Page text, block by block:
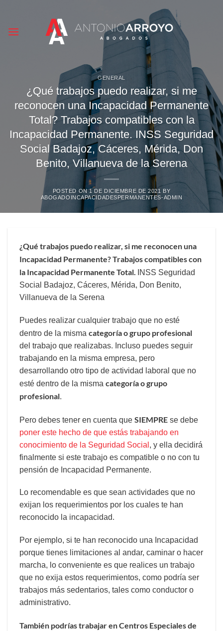
contenido
GENERAL
¿Qué trabajos puedo realizar, si me
reconocen una Incapacidad Permanente
Total? Trabajos compatibles con la
Incapacidad Permanente. INSS Seguridad
Social Badajoz, Cáceres, Mérida, Don
Benito, Villanueva de la Serena
POSTED ON1 DE DICIEMBRE DE 2021 BY
ABOGADOINCAPACIDADESPERMANENTES-ADMIN
¿Qué trabajos puedo realizar, si me reconocen una
Incapacidad Permanente? Trabajos compatibles con
la Incapacidad Permanente Total. INSS Seguridad
Social Badajoz, Cáceres, Mérida, Don Benito,
Villanueva de la Serena
Puedes realizar cualquier trabajo que no esté
dentro de la misma categoría o grupo profesional
del trabajo que realizabas. Incluso puedes seguir
trabajando en la misma empresa, pero
desarrollando otro tipo de actividad laboral que no
esté dentro de la misma categoría o grupo
profesional.
Pero debes tener en cuenta que SIEMPRE se debe
poner este hecho de que estás trabajando en
conocimiento de la Seguridad Social , y ella decidirá
finalmente si este trabajo es compatible o no con tu
pensión de Incapacidad Permanente.
Lo recomendable es que sean actividades que no
exijan los requerimientos por los cuales te han
reconocido la incapacidad.
Por ejemplo, si te han reconocido una Incapacidad
porque tienes limitaciones al andar, caminar o hacer
marcha, lo conveniente es que realices un trabajo
que no exija estos requerimientos, como podría ser
trabajos más sedentarios, tales como conductor o
administrativo.
También podrías trabajar en Centros Especiales de